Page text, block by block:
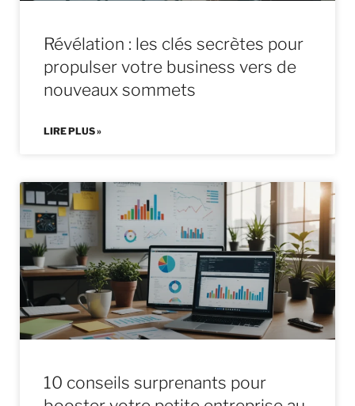
Révélation : les clés secrètes pour
propulser votre business vers de
nouveaux sommets
LIRE PLUS »
10 conseils surprenants pour